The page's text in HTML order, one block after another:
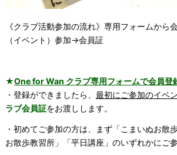
《クラブ活動参加の流れ》専用フォームから
（イベント）参加→会員証
★One for Wan クラブ専用フォームで会員登
・登録ができましたら、 最初にご参加のイベ
ラブ会員証をお渡しします。
・初めてご参加の方は、まず「こまいぬお散
お散歩教習所」「平日講座」のいずれかにご